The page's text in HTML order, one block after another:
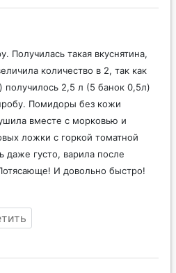
Получилась такая вкуснятина,
количество в 2, так как
получилось 2,5 л (5 банок 0,5л)
Помидоры без кожи
вместе с морковью и
ложки с горкой томатной
даже густо, варила после
И довольно быстро!